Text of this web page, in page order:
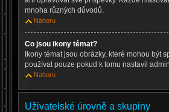
mnoha různých důvodů.
Nahoru
Co jsou ikony témat?
Ikony témat jsou obrázky, které mohou být
používat pouze pokud k tomu nastavil
Nahoru
Uživatelské úrovně a skupiny